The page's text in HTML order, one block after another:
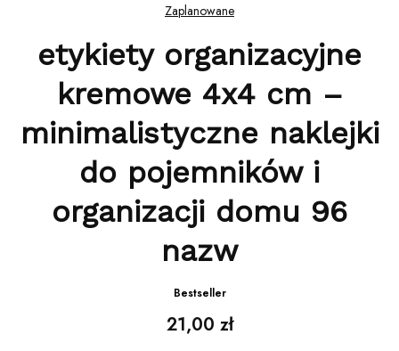
Zaplanowane
etykiety organizacyjne
kremowe 4x4 cm –
minimalistyczne naklejki
do pojemników i
organizacji domu 96
nazw
Bestseller
Cena
21,00 zł